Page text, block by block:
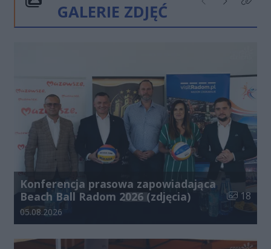
GALERIE ZDJĘĆ
Poprzednie
NastępneKliknij
Konferencja prasowa zapowiadająca
Beach Ball Radom 2026 (zdjęcia)
Liczba
18
Data dodania galerii:
05.08.2026